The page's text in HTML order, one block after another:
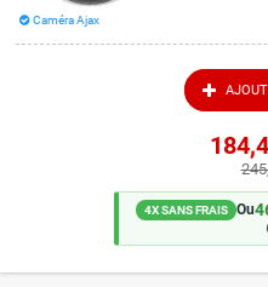
Caméra Ajax
4X SANS FRAIS Ou